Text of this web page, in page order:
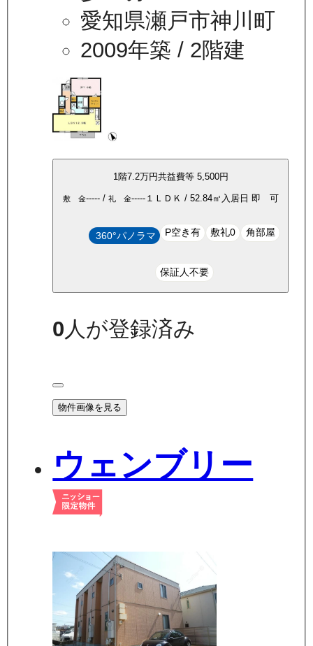
愛知県瀬戸市神川町
2009年築 / 2階建
1階7.2万円共益費等 5,500円
敷 金-----/ 礼 金-----１ＬＤＫ / 52.84㎡ 入居日 即 可
360°パノラマ P空き有 敷礼0 角部屋
保証人不要
0人が登録済み
物件画像を見る
ウェンブリー